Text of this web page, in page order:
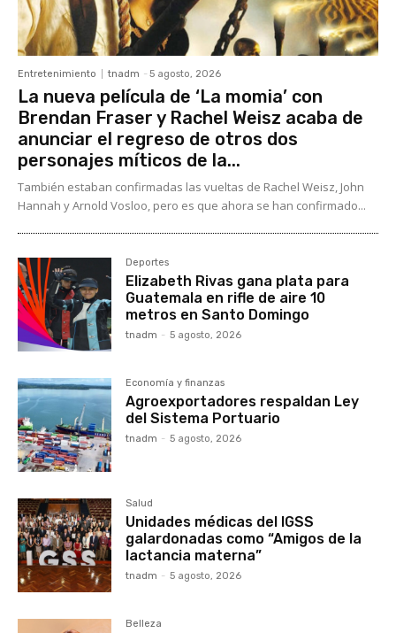
Entretenimiento tnadm - 5 agosto, 2026
La nueva película de ‘La momia’ con
Brendan Fraser y Rachel Weisz acaba de
anunciar el regreso de otros dos
personajes míticos de la...
También estaban confirmadas las vueltas de Rachel Weisz, John
Hannah y Arnold Vosloo, pero es que ahora se han confirmado...
Deportes
Elizabeth Rivas gana plata para
Guatemala en rifle de aire 10
metros en Santo Domingo
tnadm - 5 agosto, 2026
Economía y finanzas
Agroexportadores respaldan Ley
del Sistema Portuario
tnadm - 5 agosto, 2026
Salud
Unidades médicas del IGSS
galardonadas como “Amigos de la
lactancia materna”
tnadm - 5 agosto, 2026
Belleza